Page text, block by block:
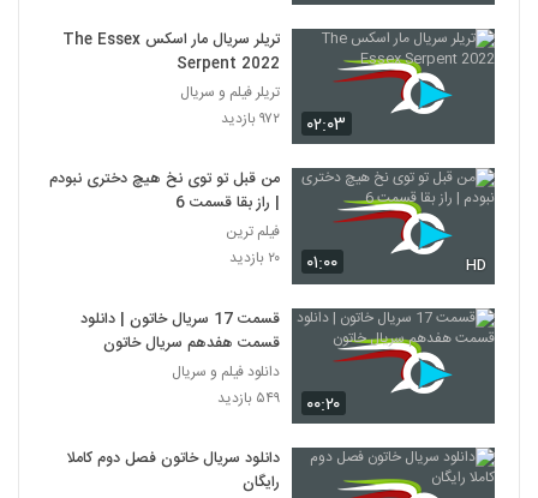
۰۲:۰۳
تریلر سریال مار اسکس The Essex
Serpent 2022
تریلر فیلم و سریال
۹۷۲ بازدید
۰۱:۰۰ HD
من قبل تو توی نخ هیچ دختری نبودم
| راز بقا قسمت 6
فیلم ترین
۲۰ بازدید
۰۰:۲۰
قسمت 17 سریال خاتون | دانلود
قسمت هفدهم سریال خاتون
دانلود فیلم و سریال
۵۴۹ بازدید
دانلود سریال خاتون فصل دوم کاملا
رایگان